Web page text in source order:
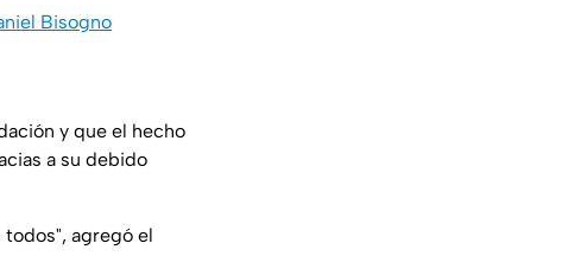
Bisogno
y que el hecho
a su debido
agregó el